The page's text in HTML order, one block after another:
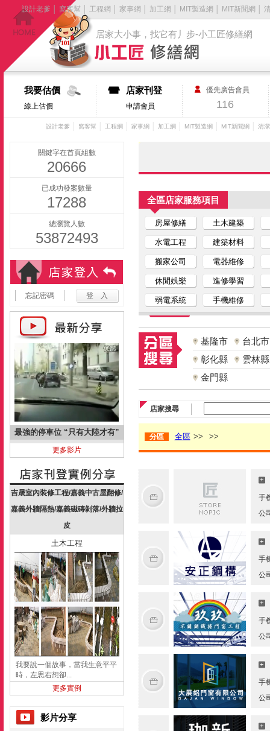
居家大小事，找它有丿步-小工匠修繕網
設計老爹 窩客幫 工程網 家事網 加工網 MIT製造網 MIT新聞網
我要估價
線上估價
店家刊登
申請會員
優先廣告會員
116
設計老爹 窩客幫 工程網 家事網 加工網 MIT製造網 MIT新聞網 清
關鍵字在首頁組數
20666
已成功發案數量
17288
總瀏覽人數
53872493
忘記密碼
最強的停車位 “只有大陸才有”
更多影片
吉晟室內裝修工程/嘉義中古屋翻修/
嘉義外牆隔熱/嘉義磁磚剝落/外牆拉
皮
土木工程
我要說一個故事，當我生意平平
時，左思右想卻...
更多實例
影片分享
全區店家服務項目
房屋修繕 土木建築
水電工程 建築材料
搬家公司 電器維修
休閒娛樂 進修學習
弱電系統 手機維修
基隆市
台北市
彰化縣
雲林縣
金門縣
店家搜尋
分區 全區 >> >>
手
公
手
公
手
公
手
公